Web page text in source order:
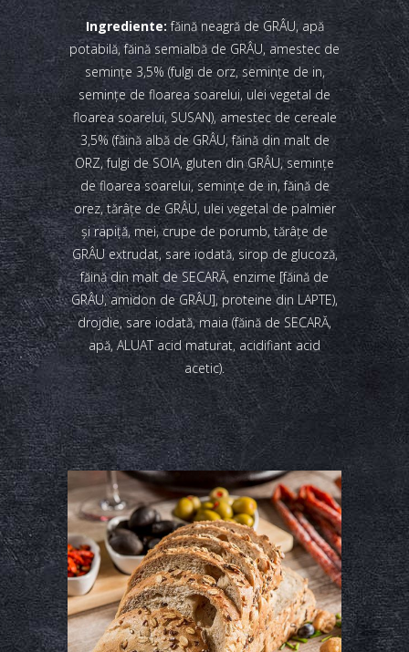
Ingrediente:făină neagră de GRÂU, apă
potabilă, făină semialbă de GRÂU, amestec de
seminţe 3,5% (fulgi de orz, seminţe de in,
seminţe de floarea soarelui, ulei vegetal de
floarea soarelui, SUSAN), amestec de cereale
3,5% (făină albă de GRÂU, făină din malt de
ORZ, fulgi de SOIA, gluten din GRÂU, seminţe
de floarea soarelui, seminţe de in, făină de
orez, tărâţe de GRÂU, ulei vegetal de palmier
şi rapiţă, mei, crupe de porumb, tărâţe de
GRÂU extrudat, sare iodată, sirop de glucoză,
făină din malt de SECARĂ, enzime [făină de
GRÂU, amidon de GRÂU], proteine din LAPTE),
drojdie, sare iodată, maia (făină de SECARĂ,
apă, ALUAT acid maturat, acidifiant acid
acetic).